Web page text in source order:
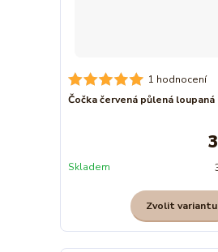
1 hodnocení
Čočka červená půlená loupaná
Skladem
Zvolit variantu